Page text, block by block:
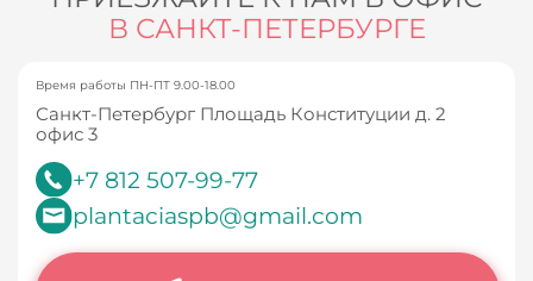
В САНКТ-ПЕТЕРБУРГЕ
Время работы ПН-ПТ 9.00-18.00
Санкт-Петербург Площадь Конституции д. 2
офис 3
+7 812 507-99-77
plantaciaspb@gmail.com